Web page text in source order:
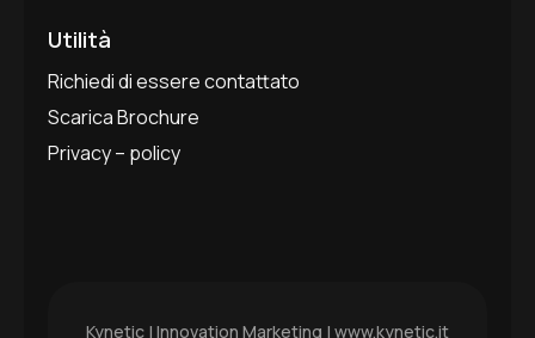
Utilità
Richiedi di essere contattato
Scarica Brochure
Privacy – policy
Kynetic | Innovation Marketing | www.kynetic.it